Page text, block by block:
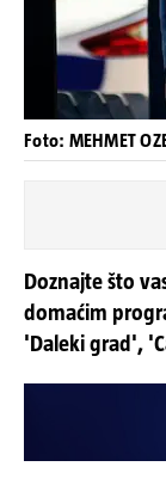
Foto: MEHMET
Doznajte što
domaćim
'Daleki grad',